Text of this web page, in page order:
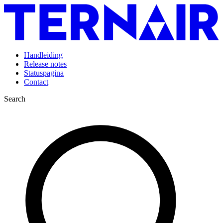
Handleiding
Release notes
Statuspagina
Contact
Search